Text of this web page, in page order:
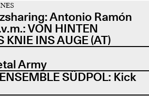
Antonio Ramón
VON HINTEN
KNIE INS AUGE (AT)
Army
SÜDPOL: Kick